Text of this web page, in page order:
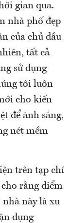
gian qua.
nhà phố đẹp
của chủ đầu
tất cả
sử dụng
tôi luôn
cho kiến
để ánh sáng,
nét mềm
trên tạp chí
rằng điểm
này là xu
dụng